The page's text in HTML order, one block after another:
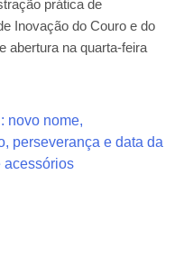
prática de
Inovação do Couro e do
abertura na quarta-feira